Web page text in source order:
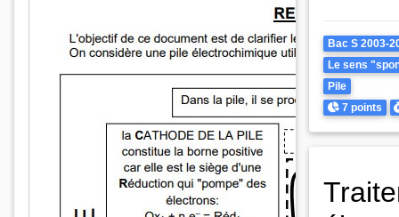
Theme
Bac S 2003-
Le sens
Pile
Points
7 points